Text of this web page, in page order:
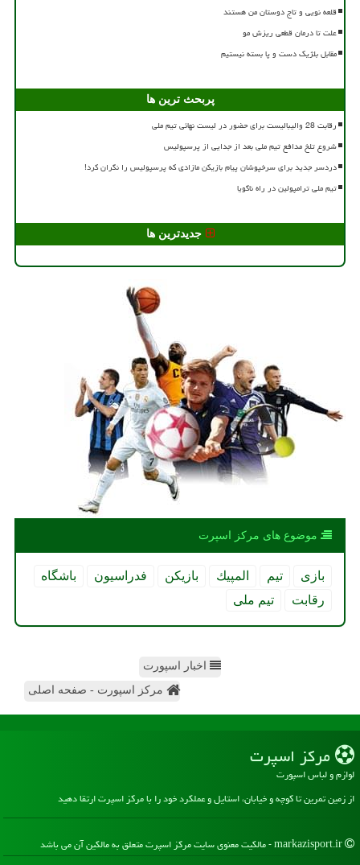
قلعه نویی و تاج دوستان من هستند
علت تا درمان قطعی ریزش مو
مقابل بلژیک دست و پا بسته نیستیم
پربحث ترین ها
رقابت 28 والیبالیست برای حضور در لیست نهائی تیم ملی
شروع تلخ مدافع تیم ملی بعد از جدایی از پرسپولیس
دردسر جدید برای سرخپوشان پیام بازیکن مازادی که پرسپولیس را نگران کرد!
تیم ملی ترامپولین در راه ناگویا
جدیدترین ها
موضوع های مركز اسپرت
بازی تیم المپیك بازیكن فدراسیون
باشگاه
رقابت
تیم ملی
اخبار اسپورت
مرکز اسپورت - صفحه اصلی
مركز اسپرت
لوازم و لباس اسپورت
از زمین تمرین تا کوچه و خیابان، استایل و عملکرد خود را با مرکز اسپرت ارتقا دهید